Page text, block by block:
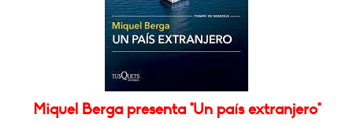
Miquel Berga presenta "Un país extranjero"